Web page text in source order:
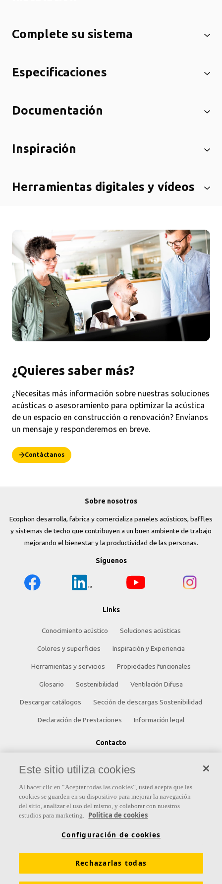
Complete su sistema
Especificaciones
Documentación
Inspiración
Herramientas digitales y vídeos
¿Quieres saber más?
¿Necesitas más información sobre nuestras soluciones
acústicas o asesoramiento para optimizar la acústica
de un espacio en construcción o renovación? Envíanos
un mensaje y responderemos en breve.
Contáctanos
Sobre nosotros
Ecophon desarrolla, fabrica y comercializa paneles acústicos, baffles
y sistemas de techo que contribuyen a un buen ambiente de trabajo
mejorando el bienestar y la productividad de las personas.
Síguenos
Links
Conocimiento acústico Soluciones acústicas
Colores y superficies Inspiración y Experiencia
Herramientas y servicios Propiedades funcionales
Glosario Sostenibilidad Ventilación Difusa
Descargar catálogos Sección de descargas Sostenibilidad
Declaración de Prestaciones Información legal
Contacto
28002 Madrid (España)
+34 91 770 77 06
ecophon.es@saint-gobain.com
Este sitio utiliza cookies
Al hacer clic en “Aceptar todas las cookies”, usted acepta que las
cookies se guarden en su dispositivo para mejorar la navegación
del sitio, analizar el uso del mismo, y colaborar con nuestros
estudios para marketing. Política de cookies
Configuración de cookies
Rechazarlas todas